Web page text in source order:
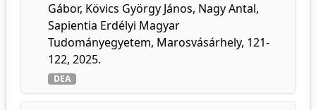
Gábor, Kövics György János, Nagy Antal,
Sapientia Erdélyi Magyar
Tudományegyetem, Marosvásárhely, 121-
122, 2025.
DEA